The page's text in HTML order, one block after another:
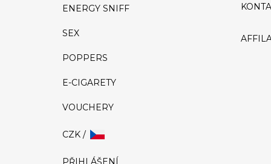
ENERGY SNIFF
SEX
POPPERS
E-CIGARETY
VOUCHERY
CZK /
PŘIHLÁŠENÍ